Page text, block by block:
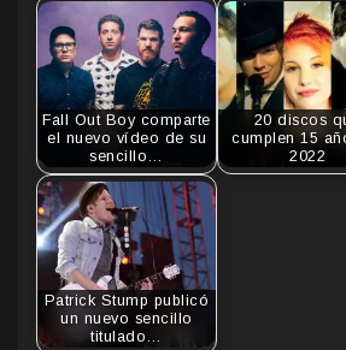
Fall Out Boy comparte
el nuevo vídeo de su
sencillo…
20 discos
cumplen 15
2022
Patrick Stump publicó
un nuevo sencillo
titulado…